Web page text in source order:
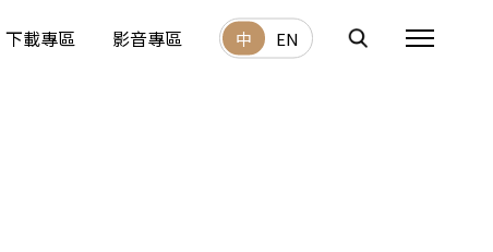
下載專區 影音專區 中 EN